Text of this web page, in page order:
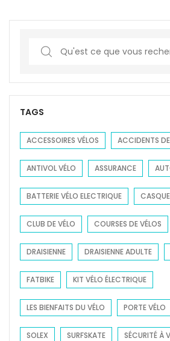
r
c
f
r
:
TAGS
ACCESSOIRES VÉLOS ACCIDENTS
ANTIVOL VÉLO ASSURANCE
BATTERIE VÉLO ELECTRIQUE
CLUB DE VÉLO COURSES DE VÉLOS
DRAISIENNE DRAISIENNE ADULTE
FATBIKE KIT VÉLO ÉLECTRIQUE
LES BIENFAITS DU VÉLO PORTE VÉLO
SOLEX SURFSKATE SÉCURITÉ À